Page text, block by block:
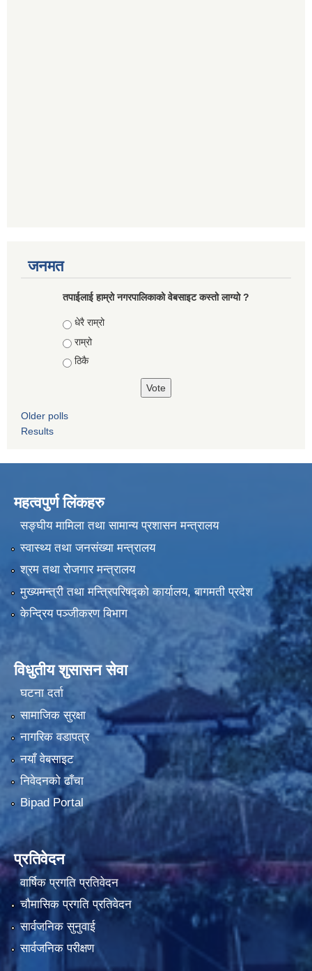
जनमत
तपाईलाई हाम्रो नगरपालिकाको वेबसाइट कस्तो लाग्यो ?
Choices
धेरै राम्रो
राम्रो
ठिकै
Older polls
Results
महत्वपुर्ण लिंकहरु
सङ्घीय मामिला तथा सामान्य प्रशासन मन्त्रालय
स्वास्थ्य तथा जनसंख्या मन्त्रालय
श्रम तथा रोजगार मन्त्रालय
मुख्यमन्त्री तथा मन्त्रिपरिषद्को कार्यालय, बागमती प्रदेश
केन्द्रिय पञ्जीकरण बिभाग
विधुतीय शुसासन सेवा
घटना दर्ता
सामाजिक सुरक्षा
नागरिक वडापत्र
नयाँ वेबसाइट
निवेदनको ढाँचा
Bipad Portal
प्रतिवेदन
वार्षिक प्रगति प्रतिवेदन
चौमासिक प्रगति प्रतिवेदन
सार्वजनिक सुनुवाई
सार्वजनिक परीक्षण